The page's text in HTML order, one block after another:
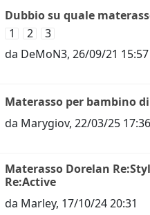
Dubbio su quale
1
2
3
da DeMoN3,26/09/21 15:57
Materasso per bambino
da Marygiov,22/03/25 17:36
Materasso Dorelan
Re:Active
da Marley, 17/10/24 20:31